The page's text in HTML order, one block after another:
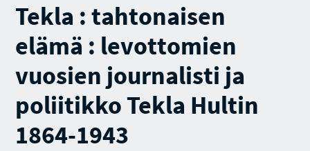
Tekla : tahtonaisen
elämä : levottomien
vuosien journalisti ja
poliitikko Tekla Hultin
1864-1943